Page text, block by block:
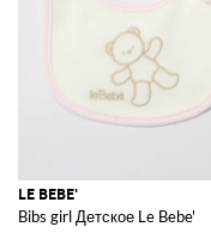
LE BEBE'
Bibs girl Детское Le Bebe'